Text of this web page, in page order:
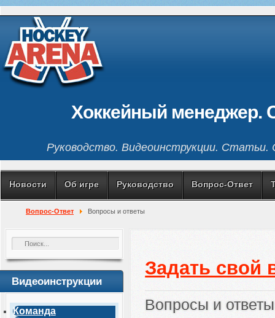
Хоккейный менеджер.
Руководство. Видеоинструкции. Статьи.
Новости Об игре Руководство Вопрос-Ответ
Вопрос-Ответ Вопросы и ответы
Видеоинструкции
Команда
Задать свой
Вопросы и ответы